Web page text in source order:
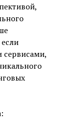
сервисами,